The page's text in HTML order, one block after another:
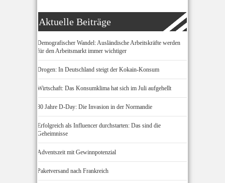
Aktuelle Beiträge
Demografischer Wandel: Ausländische Arbeitskräfte werden
für den Arbeitsmarkt immer wichtiger
Drogen: In Deutschland steigt der Kokain-Konsum
Wirtschaft: Das Konsumklima hat sich im Juli aufgehellt
80 Jahre D-Day: Die Invasion in der Normandie
Erfolgreich als Influencer durchstarten: Das sind die
Geheimnisse
Adventszeit mit Gewinnpotenzial
Paketversand nach Frankreich